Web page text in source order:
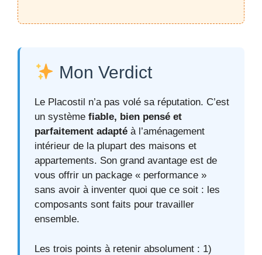
Mon Verdict
Le Placostil n’a pas volé sa réputation. C’est
un système fiable, bien pensé et
parfaitement adapté à l’aménagement
intérieur de la plupart des maisons et
appartements. Son grand avantage est de
vous offrir un package « performance »
sans avoir à inventer quoi que ce soit : les
composants sont faits pour travailler
ensemble.
Les trois points à retenir absolument : 1)